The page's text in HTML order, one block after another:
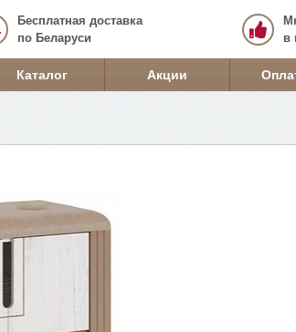
Бесплатная доставка
по Беларуси
в
Каталог Акции